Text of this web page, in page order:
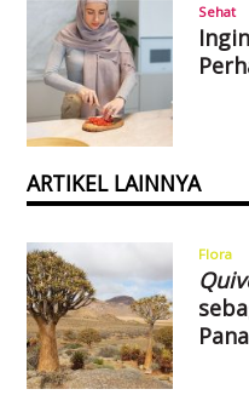
Sehat
ARTIKEL LAINNYA
Flora